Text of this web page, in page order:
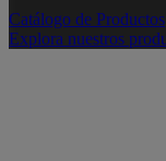
Catálogo de Productos
Explora nuestros